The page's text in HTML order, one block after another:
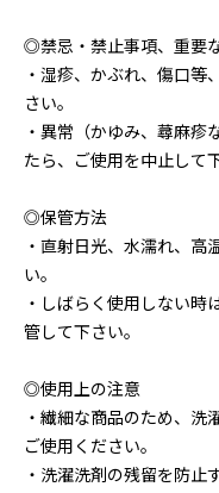
◎禁忌・禁止事項、重要
・湿疹、かぶれ、傷口等
さい。
・異常（かゆみ、蕁麻疹
たら、ご使用を中止して
◎保管方法
・直射日光、水濡れ、高
い。
・しばらく使用しない時
管して下さい。
◎使用上の注意
・繊細な商品のため、洗
ご使用ください。
・洗濯洗剤の残留を防止